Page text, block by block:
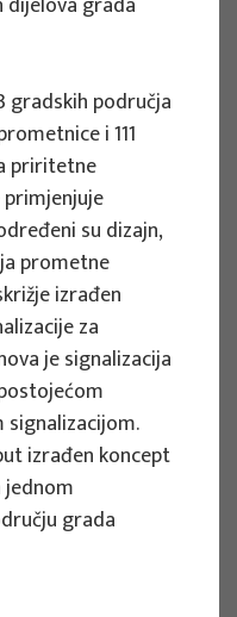
turizma
grada
gradskih područja
i 111
priritetne
su dizajn,
prometne
izrađen
za
je signalizacija
izrađen koncept
grada